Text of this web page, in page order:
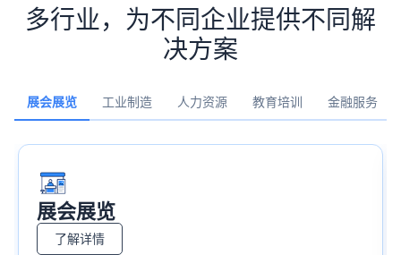
多行业，为不同企业提供不同解
决方案
展会展览 工业制造 人力资源 教育培训 金融服务
展会展览
了解详情